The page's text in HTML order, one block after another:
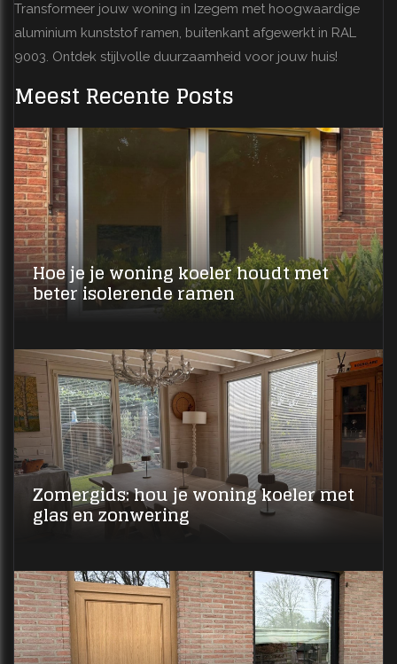
Transformeer jouw woning in Izegem met hoogwaardige
aluminium kunststof ramen, buitenkant afgewerkt in RAL
9003. Ontdek stijlvolle duurzaamheid voor jouw huis!
Meest Recente Posts
Hoe je je woning koeler houdt met
beter isolerende ramen
Zomergids: hou je woning koeler met
glas en zonwering